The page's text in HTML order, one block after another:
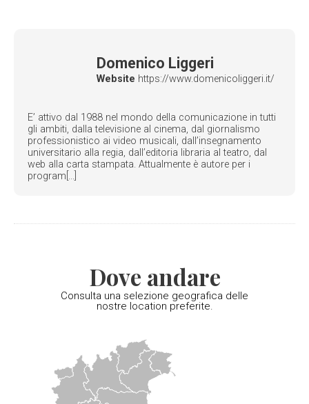
Domenico Liggeri
Website https://www.domenicoliggeri.it/
E’ attivo dal 1988 nel mondo della comunicazione in tutti
gli ambiti, dalla televisione al cinema, dal giornalismo
professionistico ai video musicali, dall’insegnamento
universitario alla regia, dall’editoria libraria al teatro, dal
web alla carta stampata. Attualmente è autore per i
program[...]
Dove andare
Consulta una selezione geografica delle
nostre location preferite.